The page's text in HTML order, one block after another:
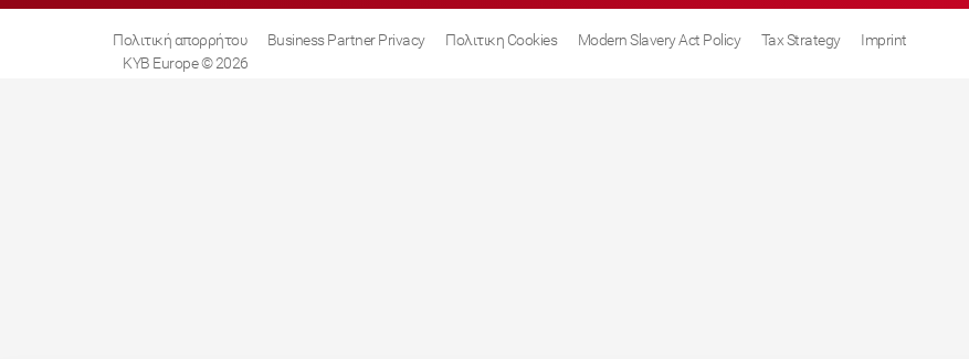
Πολιτική απορρήτου Business Partner Privacy Πολιτικη Cookies Modern Slavery Act Policy Tax Strategy
Imprint
KYB Europe © 2026